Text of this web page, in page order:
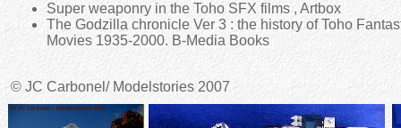
Super weaponry in the Toho SFX films , Artbox
The Godzilla chronicle Ver 3 : the history of Toho
Movies 1935-2000. B-Media Books
© JC Carbonel/ Modelstories 2007